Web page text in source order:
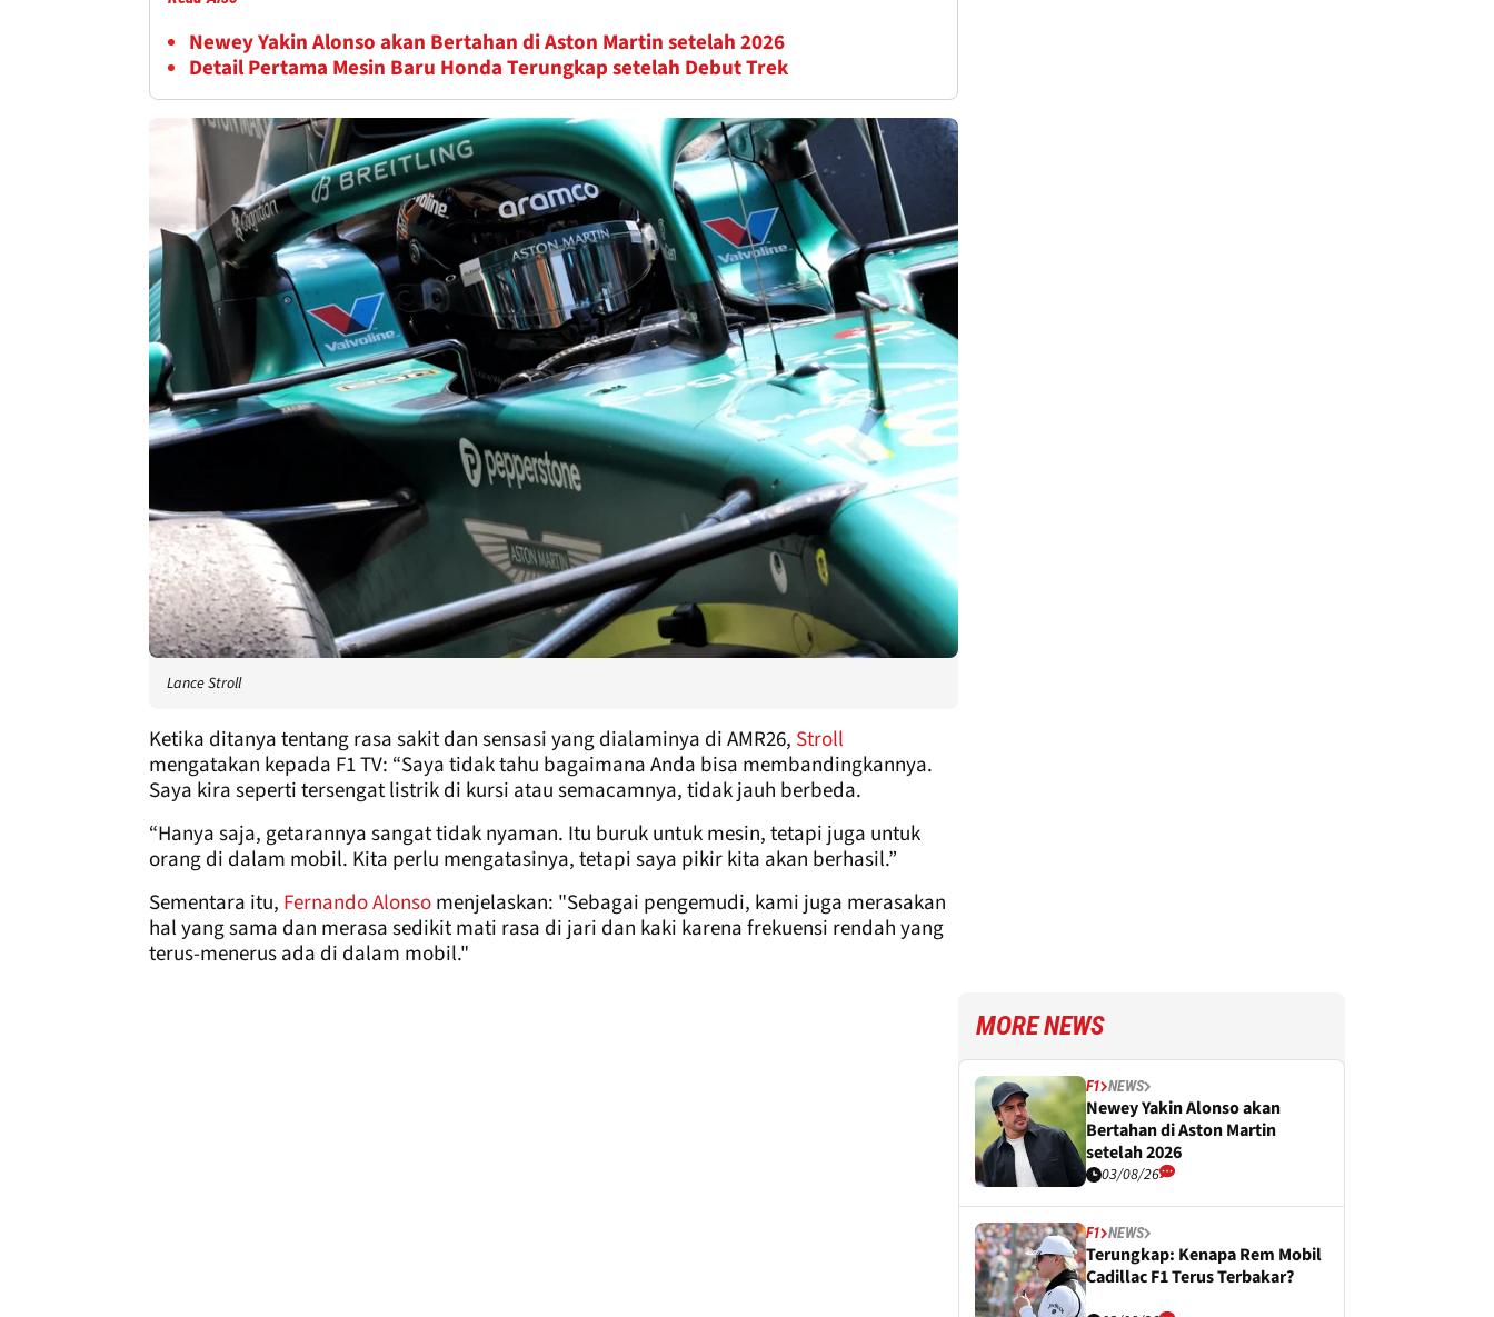
Newey Yakin Alonso akan Bertahan di Aston Martin setelah 2026
Detail Pertama Mesin Baru Honda Terungkap setelah Debut Trek
Lance Stroll
Ketika ditanya tentang rasa sakit dan sensasi yang dialaminya di AMR26, Stroll
mengatakan kepada F1 TV: “Saya tidak tahu bagaimana Anda bisa membandingkannya.
Saya kira seperti tersengat listrik di kursi atau semacamnya, tidak jauh berbeda.
“Hanya saja, getarannya sangat tidak nyaman. Itu buruk untuk mesin, tetapi juga untuk
orang di dalam mobil. Kita perlu mengatasinya, tetapi saya pikir kita akan berhasil.”
Sementara itu, Fernando Alonsomenjelaskan: "Sebagai pengemudi, kami juga merasakan
hal yang sama dan merasa sedikit mati rasa di jari dan kaki karena frekuensi rendah yang
terus-menerus ada di dalam mobil."
MORE NEWS
F1 NEWS
Newey Yakin Alonso akan
Bertahan di Aston Martin
setelah 2026
03/08/26
F1 NEWS
Terungkap: Kenapa Rem Mobil
Cadillac F1 Terus Terbakar?